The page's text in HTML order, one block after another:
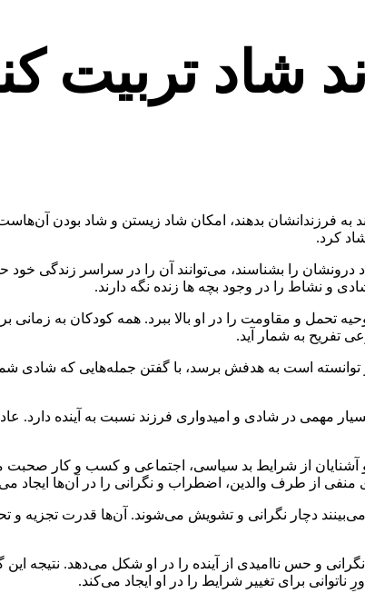
شاد تربیت
به فرزندانشان بدهند، امکان شاد زیستن و شاد بودن
کرد.
را بشناسند، می‌توانند آن را در سراسر زندگی
و نشاط را در وجود بچه ها زنده نگه دارند.
تحمل و مقاومت را در او بالا ببرد. همه کودکان به زمانی
تفریح به شمار آید.
است به هدفش برسد، با گفتن جمله‌هایی که شادی شما
مهمی در شادی و امیدواری فرزند نسبت به آینده
آشنایان از شرایط بد سیاسی، اجتماعی و کسب ‌و کار
منفی از طرف والدین، اضطراب و نگرانی را در آن‌ها ایجاد
می‌بینند دچار نگرانی و تشویش می‌شوند. آن‌ها قدرت تجزیه
و حس ناامیدی از آینده را در او شکل می‌دهد. نتیجه
برای تغییر شرایط را در او ایجاد می‌کند.